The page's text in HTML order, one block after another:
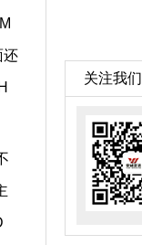
还
关注我们